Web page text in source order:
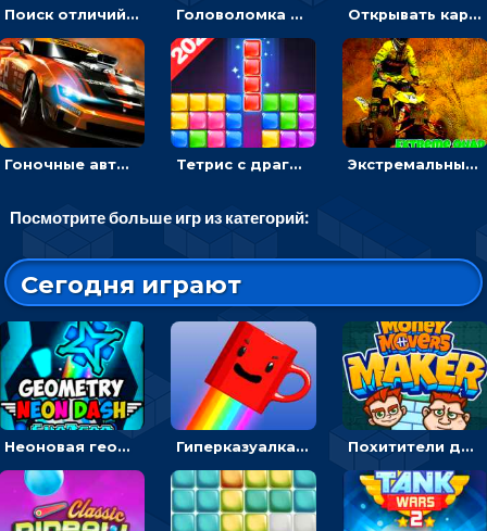
Поиск отличий на картинках с детьми - головоломка Головоломка Звери-малыши: открывай карточки по очереди, чтобы найти одинаковые Открывать картинки с динозаврами и складывать в пары по памяти - головоломка
Гоночные авто в пазлах: разбей картинку и собери снова Тетрис с драгоценными камнями: расставляй блоки, чтобы получить линию - головоломка Экстремальные пазлы с квадроциклами: собирать крутые тачки
Посмотрите больше игр из категорий:
Сегодня играют
Неоновая геометрия: прыгай через препятствия и собирай шары Гиперказуалка Летающая чашка кофе: двигаться и собирать кубики сахара Похитители денег: управляйте друзьями и соберите все мешки с долларами